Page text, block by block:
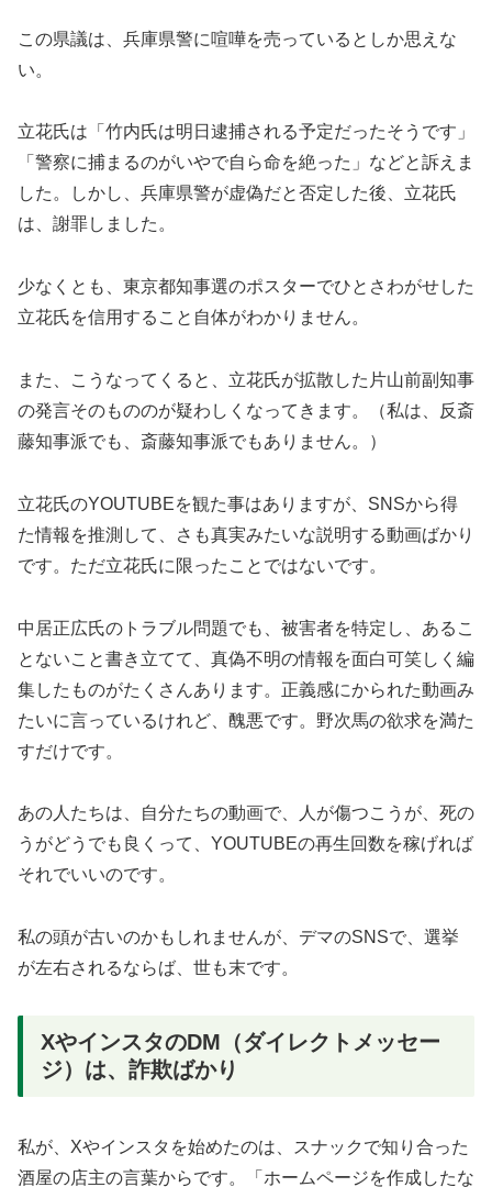
この県議は、兵庫県警に喧嘩を売っているとしか思えな
い。
立花氏は「竹内氏は明日逮捕される予定だったそうです」
「警察に捕まるのがいやで自ら命を絶った」などと訴えま
した。しかし、兵庫県警が虚偽だと否定した後、立花氏
は、謝罪しました。
少なくとも、東京都知事選のポスターでひとさわがせした
立花氏を信用すること自体がわかりません。
また、こうなってくると、立花氏が拡散した片山前副知事
の発言そのもののが疑わしくなってきます。（私は、反斎
藤知事派でも、斎藤知事派でもありません。）
立花氏のYOUTUBEを観た事はありますが、SNSから得
た情報を推測して、さも真実みたいな説明する動画ばかり
です。ただ立花氏に限ったことではないです。
中居正広氏のトラブル問題でも、被害者を特定し、あるこ
とないこと書き立てて、真偽不明の情報を面白可笑しく編
集したものがたくさんあります。正義感にかられた動画み
たいに言っているけれど、醜悪です。野次馬の欲求を満た
すだけです。
あの人たちは、自分たちの動画で、人が傷つこうが、死の
うがどうでも良くって、YOUTUBEの再生回数を稼げれば
それでいいのです。
私の頭が古いのかもしれませんが、デマのSNSで、選挙
が左右されるならば、世も末です。
XやインスタのDM（ダイレクトメッセー
ジ）は、詐欺ばかり
私が、Xやインスタを始めたのは、スナックで知り合った
酒屋の店主の言葉からです。「ホームページを作成したな